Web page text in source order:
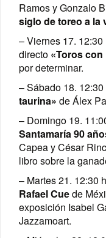
Ramos y Gonzalo
siglo de toreo a la
– Viernes 17.
directo «Toros con
por determinar.
– Sábado 18.
taurina» de Álex
– Domingo 19.
Santamaría 90
Capea y César
libro sobre la
– Martes 21. 12:30
Rafael Cuede
exposición Isabel
Jazzamoart.